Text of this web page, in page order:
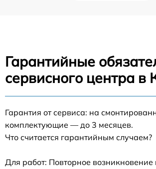
Гарантийные
сервисного центра в
Гарантия от сервиса: на
комплектующие — до 3 месяцев.
Что считается гарантийным случаем?
Для работ: Повторное возникновение